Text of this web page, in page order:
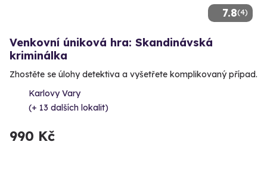
7.8(4)
Venkovní úniková hra: Skandinávská
kriminálka
Zhostěte se úlohy detektiva a vyšetřete komplikovaný případ.
Karlovy Vary
(+ 13 dalších lokalit)
990 Kč